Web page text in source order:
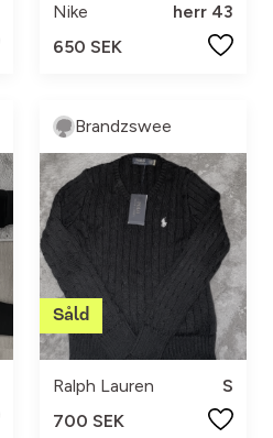
Nike
herr 43
650 SEK
Brandzswee
Ralph Lauren
S
700 SEK